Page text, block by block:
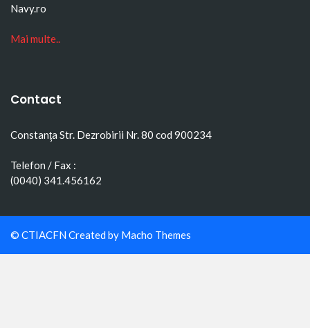
Navy.ro
Mai multe..
Contact
Constanţa Str. Dezrobirii Nr. 80 cod 900234
Telefon / Fax :
(0040) 341.456162
© CTIACFN Created by Macho Themes